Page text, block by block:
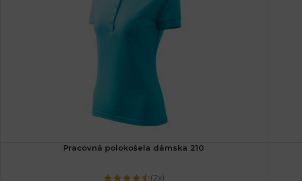
Pracovná polokošela dámska 210
(2x)